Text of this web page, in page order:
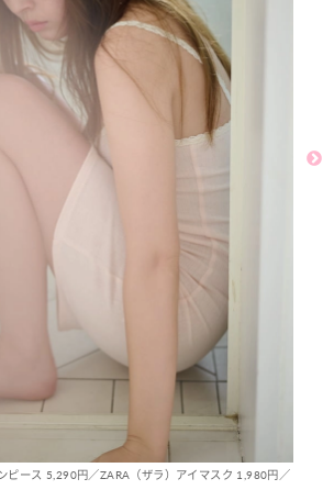
ピース 5,290円／ZARA（ザラ）アイマスク 1,980円／